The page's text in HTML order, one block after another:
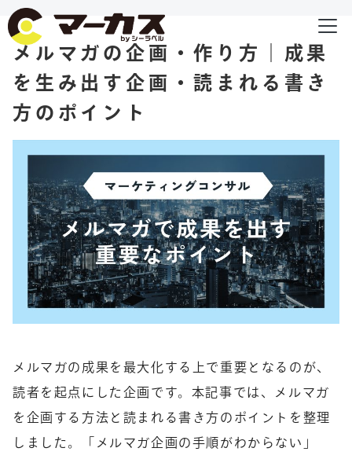
メルマガの企画・作り方｜成果
を生み出す企画・読まれる書き
方のポイント
メルマガの成果を最大化する上で重要となるのが、
読者を起点にした企画です。本記事では、メルマガ
を企画する方法と読まれる書き方のポイントを整理
しました。「メルマガ企画の手順がわからない」